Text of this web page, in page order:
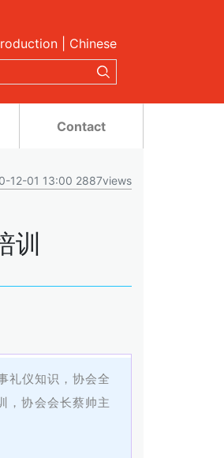
Chinese
Contact
12-01 13:00 2887views
训
礼仪知识，协会全
，协会会长蔡帅主